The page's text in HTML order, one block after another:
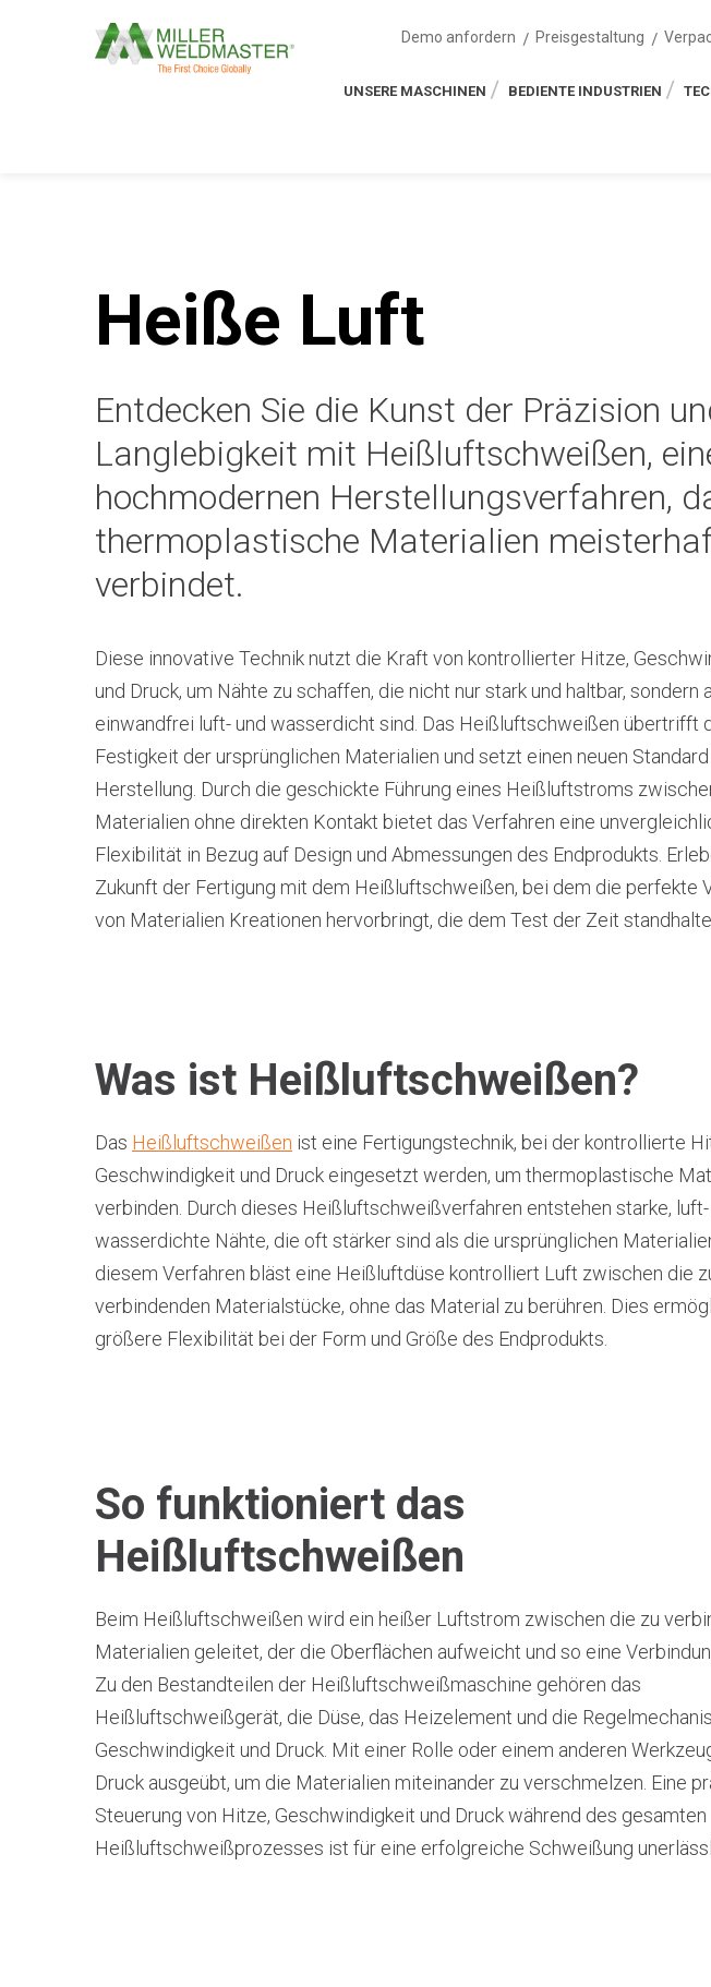
Demo anfordern Preisgestaltung
UNSERE MASCHINEN BEDIENTE INDUSTRIEN
Heiße Luft
Entdecken Sie die Kunst der Präzision
Langlebigkeit mit Heißluftschweißen,
hochmodernen Herstellungsverfahren,
thermoplastische Materialien
verbindet.
Diese innovative Technik nutzt die Kraft von kontrollierter Hitze,
und Druck, um Nähte zu schaffen, die nicht nur stark und haltbar, sondern
einwandfrei luft- und wasserdicht sind. Das Heißluftschweißen übertrifft
Festigkeit der ursprünglichen Materialien und setzt einen neuen
Herstellung. Durch die geschickte Führung eines Heißluftstroms
Materialien ohne direkten Kontakt bietet das Verfahren eine
Flexibilität in Bezug auf Design und Abmessungen des Endprodukts.
Zukunft der Fertigung mit dem Heißluftschweißen, bei dem die perfekte
von Materialien Kreationen hervorbringt, die dem Test der Zeit
Was ist Heißluftschweißen?
Das Heißluftschweißen ist eine Fertigungstechnik, bei der kontrollierte
Geschwindigkeit und Druck eingesetzt werden, um thermoplastische
verbinden. Durch dieses Heißluftschweißverfahren entstehen starke, luft-
wasserdichte Nähte, die oft stärker sind als die ursprünglichen
diesem Verfahren bläst eine Heißluftdüse kontrolliert Luft zwischen die
verbindenden Materialstücke, ohne das Material zu berühren. Dies
größere Flexibilität bei der Form und Größe des Endprodukts.
So funktioniert das
Heißluftschweißen
Beim Heißluftschweißen wird ein heißer Luftstrom zwischen die zu
Materialien geleitet, der die Oberflächen aufweicht und so eine
Zu den Bestandteilen der Heißluftschweißmaschine gehören das
Heißluftschweißgerät, die Düse, das Heizelement und die
Geschwindigkeit und Druck. Mit einer Rolle oder einem anderen
Druck ausgeübt, um die Materialien miteinander zu verschmelzen. Eine
Steuerung von Hitze, Geschwindigkeit und Druck während des gesamten
Heißluftschweißprozesses ist für eine erfolgreiche Schweißung